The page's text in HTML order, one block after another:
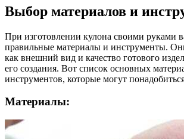
Выбор материалов и
При изготовлении кулона своими руками
правильные материалы и инструменты.
как внешний вид и качество готового
его создания. Вот список основных
инструментов, которые могут
Материалы: